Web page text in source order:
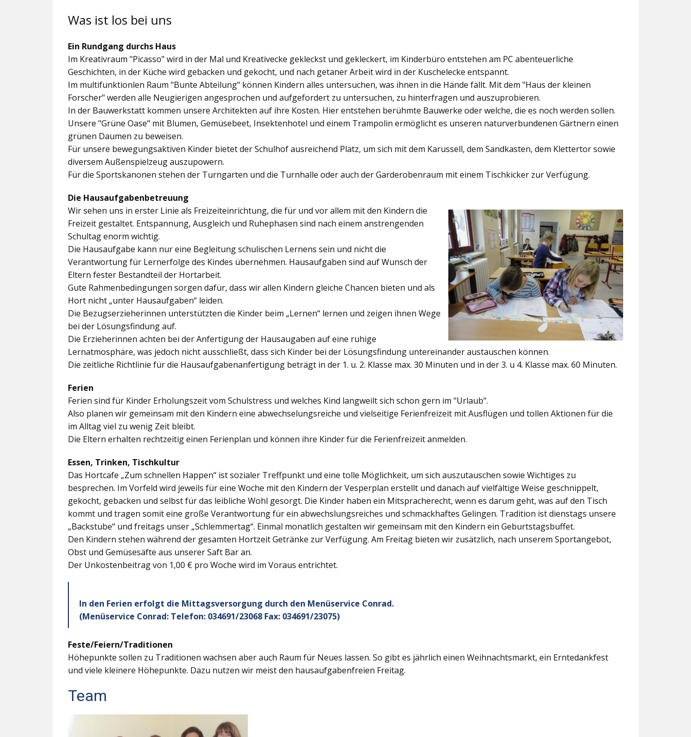
Was ist los bei uns
Ein Rundgang durchs Haus
Im Kreativraum "Picasso" wird in der Mal und Kreativecke gekleckst und gekleckert, im Kinderbüro entstehen am PC abenteuerliche
Geschichten, in der Küche wird gebacken und gekocht, und nach getaner Arbeit wird in der Kuschelecke entspannt.
Im multifunktionlen Raum "Bunte Abteilung" können Kindern alles untersuchen, was ihnen in die Hände fällt. Mit dem "Haus der kleinen
Forscher" werden alle Neugierigen angesprochen und aufgefordert zu untersuchen, zu hinterfragen und auszuprobieren.
In der Bauwerkstatt kommen unsere Architekten auf ihre Kosten. Hier entstehen berühmte Bauwerke oder welche, die es noch werden sollen.
Unsere "Grüne Oase" mit Blumen, Gemüsebeet, Insektenhotel und einem Trampolin ermöglicht es unseren naturverbundenen Gärtnern einen
grünen Daumen zu beweisen.
Für unsere bewegungsaktiven Kinder bietet derSchulhofausreichend Platz, um sich mit dem Karussell, dem Sandkasten, dem Klettertor sowie
diversem Außenspielzeug auszupowern.
Für die Sportskanonen stehen der Turngarten und die Turnhalle oder auch derGarderobenraum mit einem Tischkicker zur Verfügung.
Die Hausaufgabenbetreuung
Wir sehen uns in erster Linie als Freizeiteinrichtung, die für und vor allem mit den Kindern die
Freizeit gestaltet. Entspannung, Ausgleich und Ruhephasen sind nach einem anstrengenden
Schultag enorm wichtig.
Die Hausaufgabe kann nur eine Begleitung schulischen Lernens sein und nicht die
Verantwortung für Lernerfolge des Kindes übernehmen. Hausaufgaben sind auf Wunsch der
Eltern fester Bestandteil der Hortarbeit.
Gute Rahmenbedingungen sorgen dafür, dass wir allen Kindern gleiche Chancen bieten und als
Hort nicht „unter Hausaufgaben“ leiden.
Die Bezugserzieherinnen unterstützten die Kinder beim „Lernen“ lernen und zeigen ihnen Wege
bei der Lösungsfindung auf.
Die Erzieherinnen achten bei der Anfertigung der Hausaugaben auf eine ruhige
Lernatmosphäre, was jedoch nicht ausschließt, dass sich Kinder bei der Lösungsfindung untereinander austauschen können.
Die zeitliche Richtlinie für die Hausaufgabenanfertigung beträgt in der 1. u. 2. Klasse max. 30 Minuten und in der 3. u 4. Klasse max. 60 Minuten.
Ferien
Ferien sind für Kinder Erholungszeit vom Schulstress und welches Kind langweilt sich schon gern im "Urlaub".
Also planen wir gemeinsam mit den Kindern eine abwechselungsreiche und vielseitige Ferienfreizeit mit Ausflügen und tollen Aktionen für die
im Alltag viel zu wenig Zeit bleibt.
Die Eltern erhalten rechtzeitig einen Ferienplan und können ihre Kinder für die Ferienfreizeit anmelden.
Essen, Trinken, Tischkultur
Das Hortcafe „Zum schnellen Happen“ ist sozialer Treffpunkt und eine tolle Möglichkeit, um sich auszutauschen sowie Wichtiges zu
besprechen. Im Vorfeld wird jeweils für eine Woche mit den Kindern der Vesperplan erstellt und danach auf vielfältige Weise geschnippelt,
gekocht, gebacken und selbst für das leibliche Wohl gesorgt. Die Kinder haben ein Mitspracherecht, wenn es darum geht, was auf den Tisch
kommt und tragen somit eine große Verantwortung für ein abwechslungsreiches und schmackhaftes Gelingen. Tradition ist dienstags unsere
„Backstube“ und freitags unser „Schlemmertag“. Einmal monatlich gestalten wir gemeinsam mit den Kindern ein Geburtstagsbuffet.
Den Kindern stehen während der gesamten Hortzeit Getränke zur Verfügung. Am Freitag bieten wir zusätzlich, nach unserem Sportangebot,
Obst und Gemüsesäfte aus unserer Saft Bar an.
Der Unkostenbeitrag von 1,00 € pro Woche wird im Voraus entrichtet.
In den Ferien erfolgt die Mittagsversorgung durch den Menüservice Conrad.
(Menüservice Conrad: Telefon: 034691/23068 Fax: 034691/23075)
Feste/Feiern/Traditionen
Höhepunkte sollen zu Traditionen wachsen aber auch Raum für Neues lassen. So gibt es jährlich einen Weihnachtsmarkt, ein Erntedankfest
und viele kleinere Höhepunkte. Dazu nutzen wir meist den hausaufgabenfreien Freitag.
Team